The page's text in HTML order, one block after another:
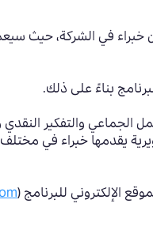
خبراء في الشركة، حيث
بناءً على ذلك.
العمل الجماعي والتفكير
يقدمها خبراء في مختلف
الإلكتروني للبرنامج(